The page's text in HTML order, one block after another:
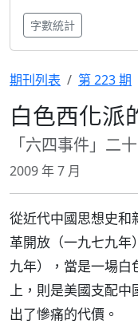
字數統計
期刊列表 第 223 期
白色西化派
「六四事件」二
2009 年 7 月
從近代中國思想史和
革開放（一九七九年
九年），當是一場白
上，則是美國支配
出了慘痛的代價。